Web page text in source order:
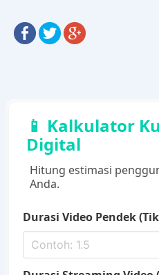
📱 Kalkulator
Digital
Hitung estimasi
Anda.
Durasi Video Pendek